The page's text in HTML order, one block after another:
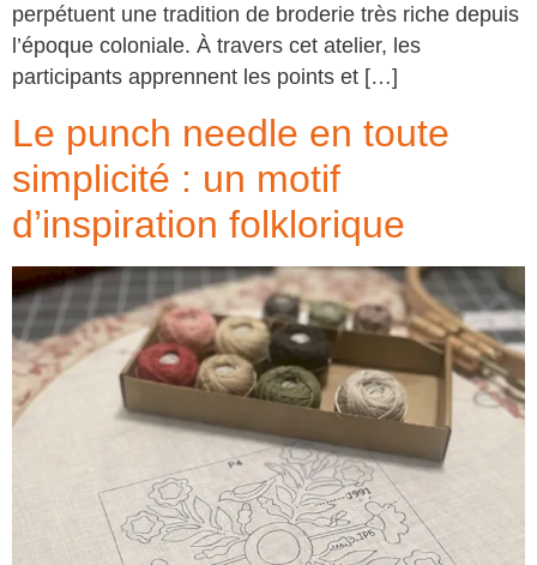
perpétuent une tradition de broderie très riche depuis
l’époque coloniale. À travers cet atelier, les
participants apprennent les points et […]
Le punch needle en toute
simplicité : un motif
d’inspiration folklorique